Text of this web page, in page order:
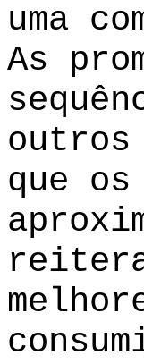
uma
As
outros
que